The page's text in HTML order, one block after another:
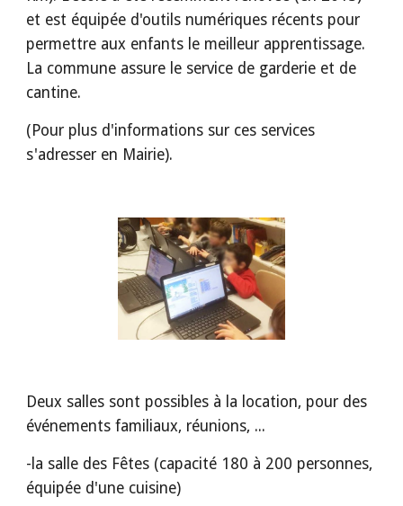
et est équipée d'outils numériques récents pour
permettre aux enfants le meilleur apprentissage.
La commune assure le service de garderie et de
cantine.
(Pour plus d'informations sur ces services
s'adresser en Mairie).
Deux salles sont possibles à la location, pour des
événements familiaux, réunions, ...
-la salle des Fêtes (capacité 180 à 200 personnes,
équipée d'une cuisine)